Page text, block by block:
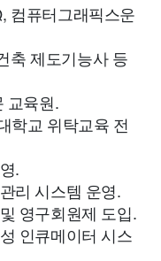
컴퓨터그래픽스운
축 제도기능사 등
교육원.
학교 위탁교육 전
.
리 시스템 운영.
영구회원제 도입.
인큐메이터 시스